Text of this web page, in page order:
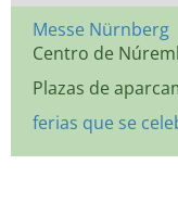
Messe Nürnberg
Centro de
Plazas de
ferias que se